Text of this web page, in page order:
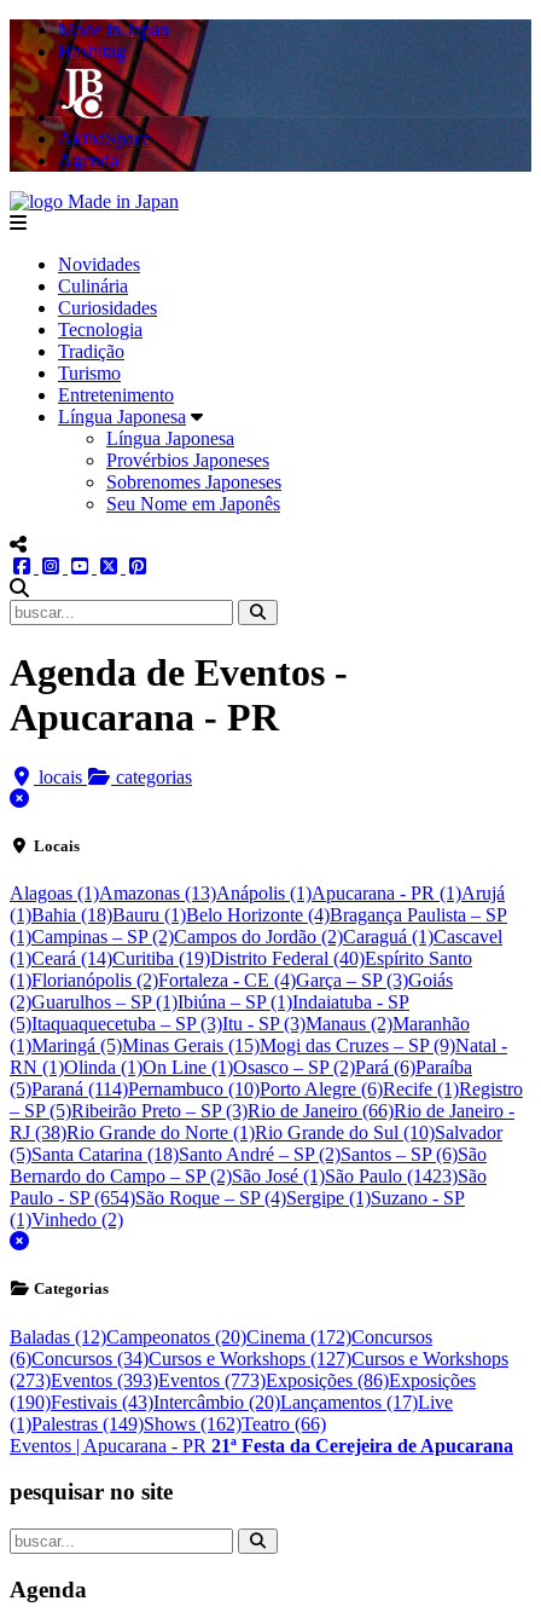
Made in Japan
Hashitag
AkibaSpace
Agenda
menu
Novidades
Culinária
Curiosidades
Tecnologia
Tradição
Turismo
Entretenimento
Língua Japonesa
Língua Japonesa
Provérbios Japoneses
Sobrenomes Japoneses
Seu Nome em Japonês
menu redes social
facebookinstagram
youtube
twitter
Agenda de Eventos -
Apucarana - PR
locais
categorias
fechar
Locais
Alagoas (1)Amazonas (13)Anápolis (1)Apucarana - PR (1)Arujá
(1)Bahia (18)Bauru (1)Belo Horizonte (4)Bragança Paulista – SP
(1)Campinas – SP (2)Campos do Jordão (2)Caraguá (1)Cascavel
(1)Ceará (14)Curitiba (19)Distrito Federal (40)Espírito Santo
(1)Florianópolis (2)Fortaleza - CE (4)Garça – SP (3)Goiás
(2)Guarulhos – SP (1)Ibiúna – SP (1)Indaiatuba - SP
(5)Itaquaquecetuba – SP (3)Itu - SP (3)Manaus (2)Maranhão
(1)Maringá (5)Minas Gerais (15)Mogi das Cruzes – SP (9)Natal -
RN (1)Olinda (1)On Line (1)Osasco – SP (2)Pará (6)Paraíba
(5)Paraná (114)Pernambuco (10)Porto Alegre (6)Recife (1)Registro
– SP (5)Ribeirão Preto – SP (3)Rio de Janeiro (66)Rio de Janeiro -
RJ (38)Rio Grande do Norte (1)Rio Grande do Sul (10)Salvador
(5)Santa Catarina (18)Santo André – SP (2)Santos – SP (6)São
Bernardo do Campo – SP (2)São José (1)São Paulo (1423)São
Paulo - SP (654)São Roque – SP (4)Sergipe (1)Suzano - SP
(1)Vinhedo (2)
fechar
Categorias
Baladas (12)Campeonatos (20)Cinema (172)Concursos
(6)Concursos (34)Cursos e Workshops (127)Cursos e Workshops
(273)Eventos (393)Eventos (773)Exposições (86)Exposições
(190)Festivais (43)Intercâmbio (20)Lançamentos (17)Live
(1)Palestras (149)Shows (162)Teatro (66)
Eventos | Apucarana - PR 21ª Festa da Cerejeira de Apucarana
pesquisar no site
Agenda